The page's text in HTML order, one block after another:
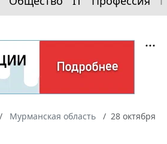
Мурманская область
28 октября